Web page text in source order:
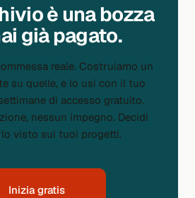
è una bozza
già pagato.
reale. Costruiamo un
su quelle, e lo usi con il tuo
di accesso gratuito.
nessun impegno. Decidi
visto sui tuoi progetti.
Inizia gratis